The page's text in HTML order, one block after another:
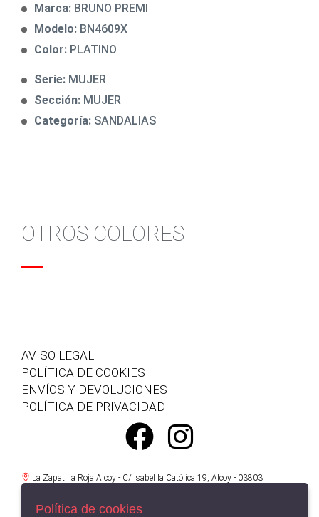
Marca: BRUNO PREMI
Modelo: BN4609X
Color: PLATINO
Serie: MUJER
Sección: MUJER
Categoría: SANDALIAS
OTROS COLORES
AVISO LEGAL
POLÍTICA DE COOKIES
ENVÍOS Y DEVOLUCIONES
POLÍTICA DE PRIVACIDAD
La Zapatilla Roja Alcoy - C/ Isabel la Católica 19, Alcoy - 03803
966521734
Política de cookies